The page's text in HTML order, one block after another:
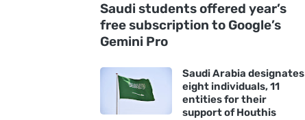
Saudi students offered year’s
free subscription to Google’s
Gemini Pro
Saudi Arabia designates
eight individuals, 11
entities for their
support of Houthis